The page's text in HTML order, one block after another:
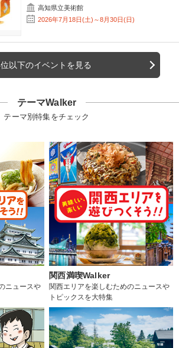
高知県立美術館
2026年7月18日(土)～8月30日(日)
以下のイベントを見る
テーマWalker
テーマ別特集をチェック
ニュースや
関西満喫Walker
関西エリアを楽しむためのニュースや
トピックスを大特集